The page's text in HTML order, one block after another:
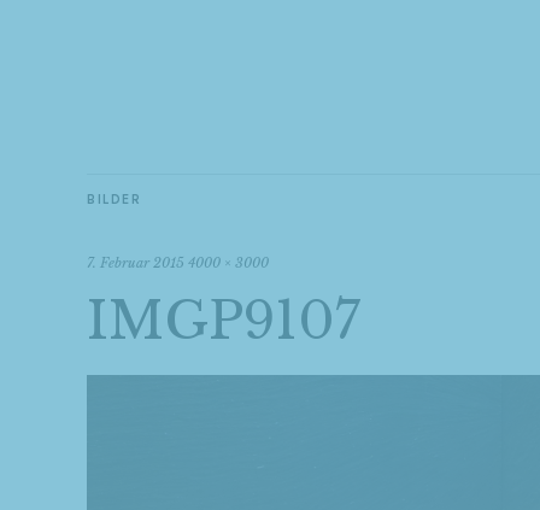
BILDER
7. Februar 2015 4000 × 3000
IMGP9107